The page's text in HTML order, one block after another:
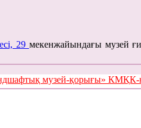
29 мекенжайындағы музей
ландшафтық музей-